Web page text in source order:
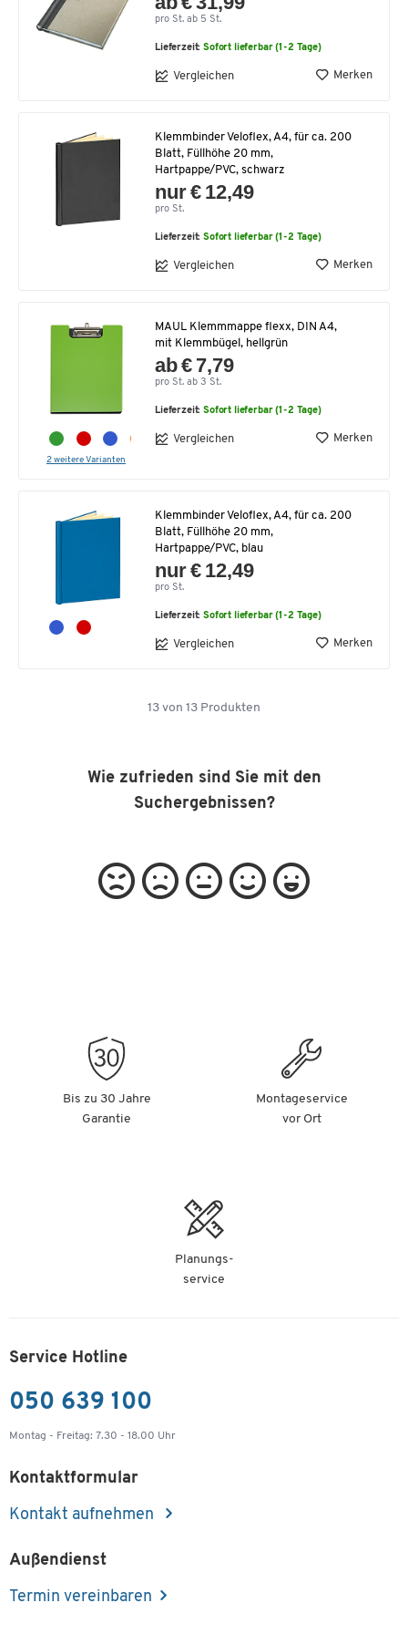
pro St. ab 5 St.
Lieferzeit:Sofort lieferbar (1-2 Tage)
Vergleichen Merken
Klemmbinder Veloflex, A4, für ca. 200
Blatt, Füllhöhe 20 mm,
Hartpappe/PVC, schwarz
nur € 12,49
pro St.
Lieferzeit:Sofort lieferbar (1-2 Tage)
Vergleichen Merken
2 weitere Varianten
MAUL Klemmmappe flexx, DIN A4,
mit Klemmbügel, hellgrün
ab € 7,79
pro St. ab 3 St.
Lieferzeit:Sofort lieferbar (1-2 Tage)
Vergleichen Merken
Klemmbinder Veloflex, A4, für ca. 200
Blatt, Füllhöhe 20 mm,
Hartpappe/PVC, blau
nur € 12,49
pro St.
Lieferzeit:Sofort lieferbar (1-2 Tage)
Vergleichen Merken
13 von 13 Produkten
Wie zufrieden sind Sie mit den
Suchergebnissen?
Bis zu 30 Jahre
Garantie
Montageservice
vor Ort
Planungs-
service
Service Hotline
050 639 100
Montag - Freitag: 7.30 - 18.00 Uhr
Kontaktformular
Kontakt aufnehmen
Außendienst
Termin vereinbaren